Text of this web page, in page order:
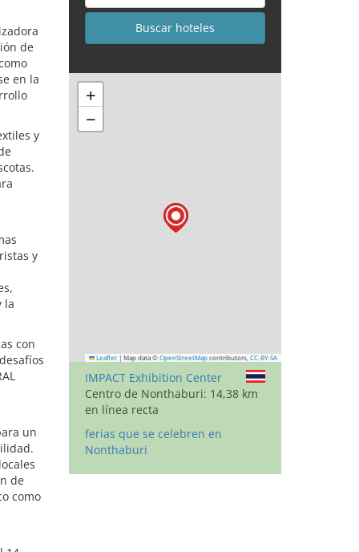
de
en la
y
y
la
con
un
de
como
+
−
Leaflet | Map data © OpenStreetMap contributors, CC-BY-SA
IMPACT Exhibition Center
Centro de Nonthaburi: 14,38 km
en línea recta
ferias que se celebren en
Nonthaburi